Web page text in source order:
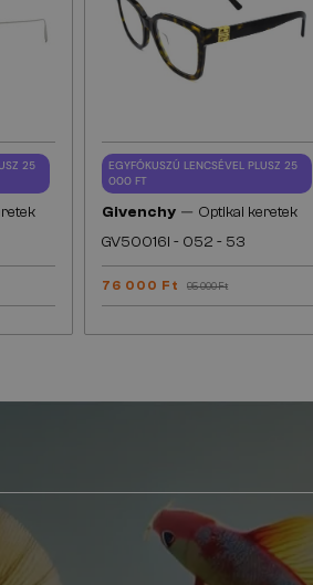
25
EGYFÓKUSZÚ LENCSÉVEL PLUSZ 25
000 FT
Givenchy — Optikai keretek
GV50016I - 052 - 53
76 000 Ft 95 000 Ft